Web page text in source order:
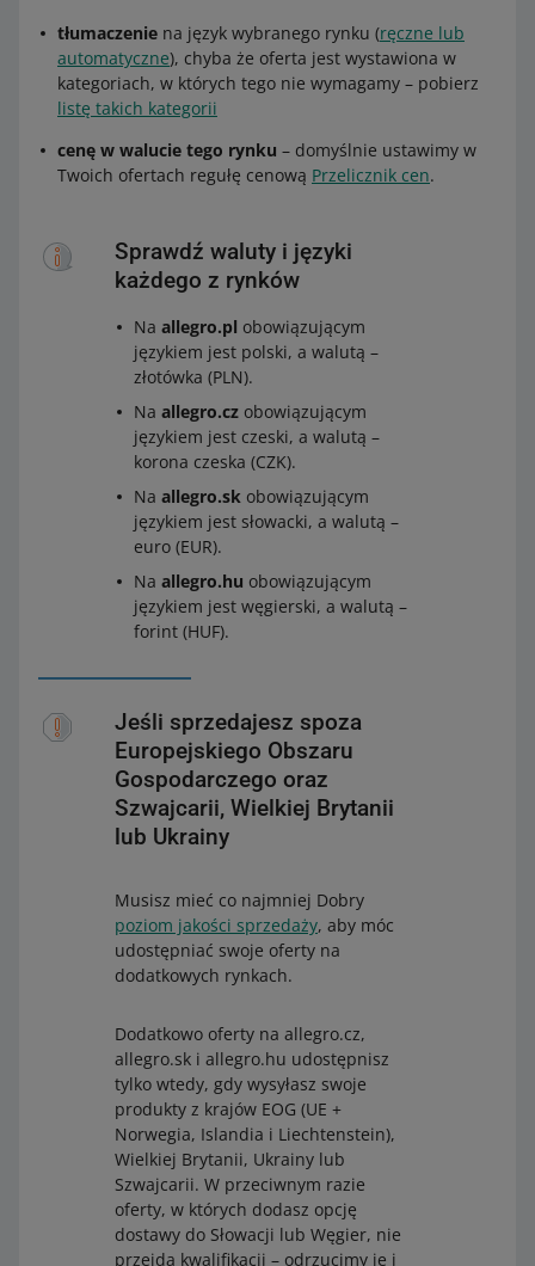
tłumaczenie na język wybranego rynku (ręczne lub
automatyczne), chyba że oferta jest wystawiona w
kategoriach, w których tego nie wymagamy – pobierz
listę takich kategorii
cenę w walucie tego rynku – domyślnie ustawimy w
Twoich ofertach regułę cenową Przelicznik cen.
Sprawdź waluty i języki
każdego z rynków
Na allegro.pl obowiązującym
językiem jest polski, a walutą –
złotówka (PLN).
Na allegro.cz obowiązującym
językiem jest czeski, a walutą –
korona czeska (CZK).
Na allegro.sk obowiązującym
językiem jest słowacki, a walutą –
euro (EUR).
Na allegro.hu obowiązującym
językiem jest węgierski, a walutą –
forint (HUF).
Jeśli sprzedajesz spoza
Europejskiego Obszaru
Gospodarczego oraz
Szwajcarii, Wielkiej Brytanii
lub Ukrainy
Musisz mieć co najmniej Dobry
poziom jakości sprzedaży, aby móc
udostępniać swoje oferty na
dodatkowych rynkach.
Dodatkowo oferty na allegro.cz,
allegro.sk i allegro.hu udostępnisz
tylko wtedy, gdy wysyłasz swoje
produkty z krajów EOG (UE +
Norwegia, Islandia i Liechtenstein),
Wielkiej Brytanii, Ukrainy lub
Szwajcarii. W przeciwnym razie
oferty, w których dodasz opcję
dostawy do Słowacji lub Węgier, nie
przejdą kwalifikacji – odrzucimy je i